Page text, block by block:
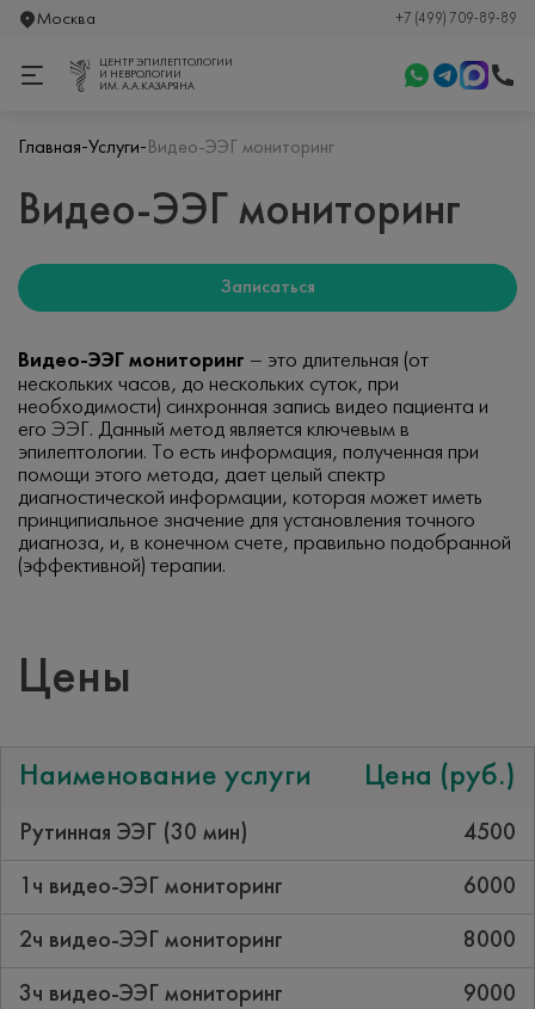
Москва +7 (499) 709-89-89
ЦЕНТР ЭПИЛЕПТОЛОГИИ
И НЕВРОЛОГИИ
ИМ. А.А.КАЗАРЯНА
Главная-Услуги- Видео-ЭЭГ мониторинг
Видео-ЭЭГ мониторинг
Записаться
Видео-ЭЭГ мониторинг – это длительная (от
нескольких часов, до нескольких суток, при
необходимости) синхронная запись видео пациента и
его ЭЭГ. Данный метод является ключевым в
эпилептологии. То есть информация, полученная при
помощи этого метода, дает целый спектр
диагностической информации, которая может иметь
принципиальное значение для установления точного
диагноза, и, в конечном счете, правильно подобранной
(эффективной) терапии.
Цены
Наименование услуги Цена (руб.)
Рутинная ЭЭГ (30 мин) 4500
1ч видео-ЭЭГ мониторинг 6000
2ч видео-ЭЭГ мониторинг 8000
3ч видео-ЭЭГ мониторинг 9000